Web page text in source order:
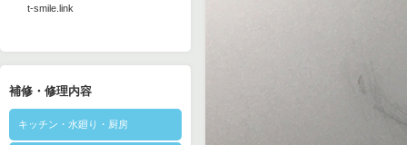
t-smile.link
補修・修理内容
キッチン・水廻り・厨房